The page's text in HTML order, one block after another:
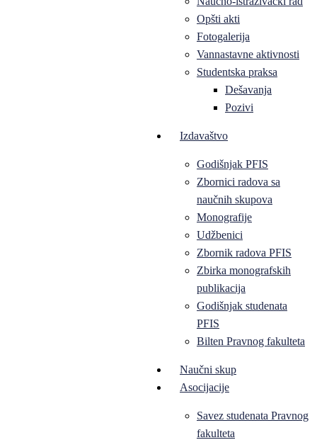
Opšti akti
Fotogalerija
Vannastavne aktivnosti
Studentska praksa
Dešavanja
Pozivi
Izdavaštvo
Godišnjak PFIS
Zbornici radova sa
naučnih skupova
Monografije
Udžbenici
Zbornik radova PFIS
Zbirka monografskih
publikacija
Godišnjak studenata
PFIS
Bilten Pravnog fakulteta
Naučni skup
Asocijacije
Savez studenata Pravnog
fakulteta